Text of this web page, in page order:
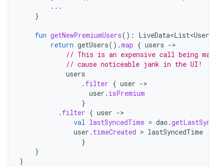
...
}
fun getNewPremiumUsers(): LiveData<List<User>
return getUsers().map { users -
// This is an expensive call being
// cause noticeable jank in the UI!
users
. filter { user -
user . isPremium
}
. filter { user -
val lastSyncedTime = dao .
user . timeCreated > lastSyncedTime
}
}
}